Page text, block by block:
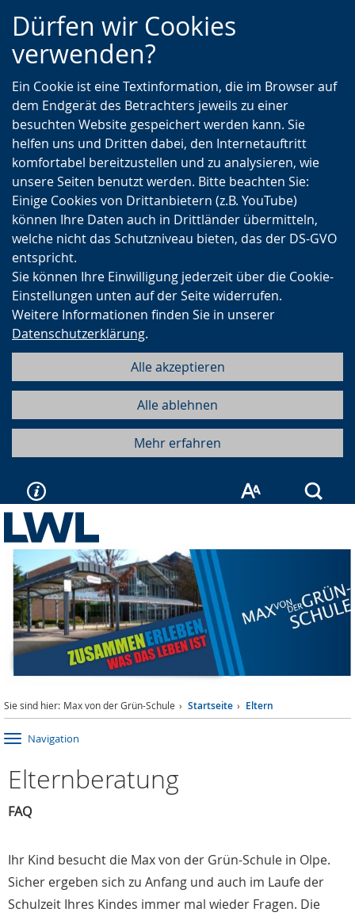
Zur
Hauptnavigation
Zur
Seitennavigation
Zum
Inhalt
Dürfen wir Cookies
verwenden?
Ein Cookie ist eine Textinformation, die im Browser auf
dem Endgerät des Betrachters jeweils zu einer
besuchten Website gespeichert werden kann. Sie
helfen uns und Dritten dabei, den Internetauftritt
komfortabel bereitzustellen und zu analysieren, wie
unsere Seiten benutzt werden. Bitte beachten Sie:
Einige Cookies von Drittanbietern (z.B. YouTube)
können Ihre Daten auch in Drittländer übermitteln,
welche nicht das Schutzniveau bieten, das der DS-GVO
entspricht.
Sie können Ihre Einwilligung jederzeit über die Cookie-
Einstellungen unten auf der Seite widerrufen.
Weitere Informationen finden Sie in unserer
Datenschutzerklärung.
Alle akzeptieren
Alle ablehnen
Mehr erfahren
Sie sind hier: Max von der Grün-Schule Startseite Eltern
Navigation
Elternberatung
FAQ
Ihr Kind besucht die Max von der Grün-Schule in Olpe.
Sicher ergeben sich zu Anfang und auch im Laufe der
Schulzeit Ihres Kindes immer mal wieder Fragen. Die